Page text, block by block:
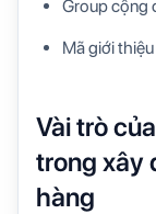
Group cộng
Mã giới
Vài trò
trong xây
hàng